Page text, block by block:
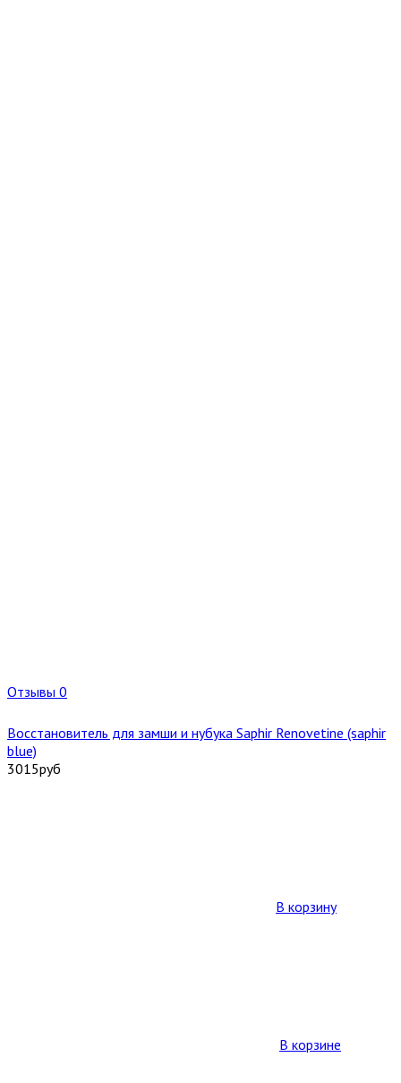
Отзывы 0
Восстановитель для замши и нубука Saphir Renovetine (saphir
blue)
3015руб
В корзину
В корзине